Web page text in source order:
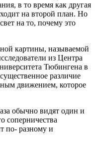
в то время как другая
на второй план. Но
на то, почему это
картины, называемой
из Центра
Тюбингена в
различие
движением, которое
обычно видят один и
соперничества
по- разному и